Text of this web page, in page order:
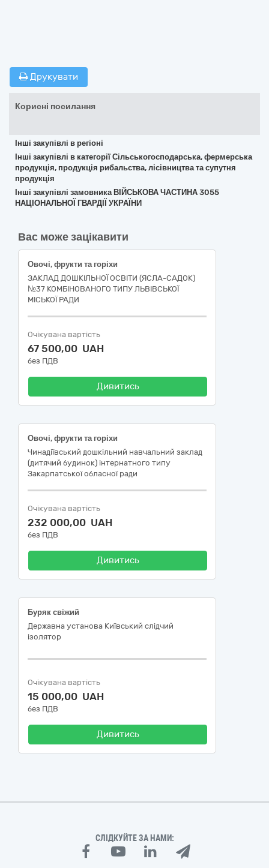
Друкувати
Корисні посилання
Інші закупівлі в регіоні
Інші закупівлі в категорії Сільськогосподарська, фермерська
продукція, продукція рибальства, лісівництва та супутня
продукція
Інші закупівлі замовника ВІЙСЬКОВА ЧАСТИНА 3055
НАЦІОНАЛЬНОЇ ГВАРДІЇ УКРАЇНИ
Вас може зацікавити
Овочі, фрукти та горіхи
ЗАКЛАД ДОШКІЛЬНОЇ ОСВІТИ (ЯСЛА-САДОК)
№37 КОМБІНОВАНОГО ТИПУ ЛЬВІВСЬКОЇ
МІСЬКОЇ РАДИ
Очікувана вартість
67 500,00 UAH
без ПДВ
Дивитись
Овочі, фрукти та горіхи
Чинадіївський дошкільний навчальний заклад
(дитячий будинок) інтернатного типу
Закарпатської обласної ради
Очікувана вартість
232 000,00 UAH
без ПДВ
Дивитись
Буряк свіжий
Державна установа Київський слідчий
ізолятор
Очікувана вартість
15 000,00 UAH
без ПДВ
Дивитись
СЛІДКУЙТЕ ЗА НАМИ: